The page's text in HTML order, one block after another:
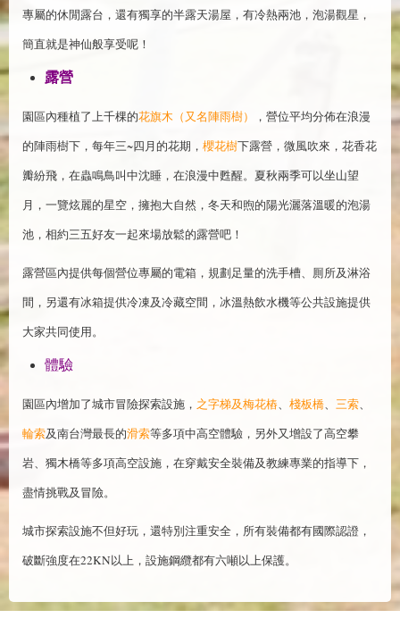
專屬的休閒露台，還有獨享的半露天湯屋，有冷熱兩池，泡湯觀星，
簡直就是神仙般享受呢！
露營
園區內種植了上千棵的花旗木（又名陣雨樹）
，營位平均分佈在浪漫
的陣雨樹下，每年三~四月的花期， 櫻花樹下露營，微風吹來，花香花
瓣紛飛，在蟲鳴鳥叫中沈睡，在浪漫中甦醒。夏秋兩季可以坐山望
月，一覽炫麗的星空，擁抱大自然，冬天和煦的陽光灑落溫暖的泡湯
池，相約三五好友一起來場放鬆的露營吧！
露營區內提供每個營位專屬的電箱，規劃足量的洗手槽、厠所及淋浴
間，另還有冰箱提供冷凍及冷藏空間，冰溫熱飲水機等公共設施提供
大家共同使用。
體驗
園區內增加了城市冒險探索設施， 之字梯及梅花樁、 棧板橋、 三索、
輪索及南台灣最長的滑索等多項中高空體驗，另外又增設了高空攀
岩、獨木橋等多項高空設施，在穿戴安全裝備及教練專業的指導下，
盡情挑戰及冒險。
城市探索設施不但好玩，還特別注重安全，所有裝備都有國際認證，
破斷強度在22KN以上，設施鋼纜都有六噸以上保護。